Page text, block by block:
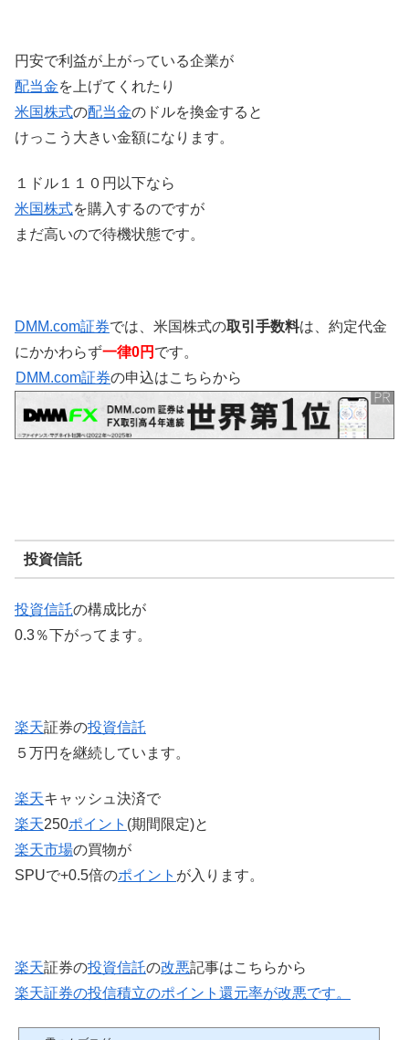
円安で利益が上がっている企業が
配当金を上げてくれたり
米国株式の配当金のドルを換金すると
けっこう大きい金額になります。
１ドル１１０円以下なら
米国株式を購入するのですが
まだ高いので待機状態です。
DMM.com証券では、米国株式の取引手数料は、約定代金
にかかわらず一律0円 です。
DMM.com証券の申込はこちらから
投資信託
投資信託の構成比が
0.3％下がってます。
楽天証券の投資信託
５万円を継続しています。
楽天キャッシュ決済で
楽天250ポイント (期間限定)と
楽天市場の買物が
SPUで+0.5倍のポイント が入ります。
楽天証券の投資信託の改悪記事はこちらから
楽天証券の投信積立のポイント還元率が改悪です。